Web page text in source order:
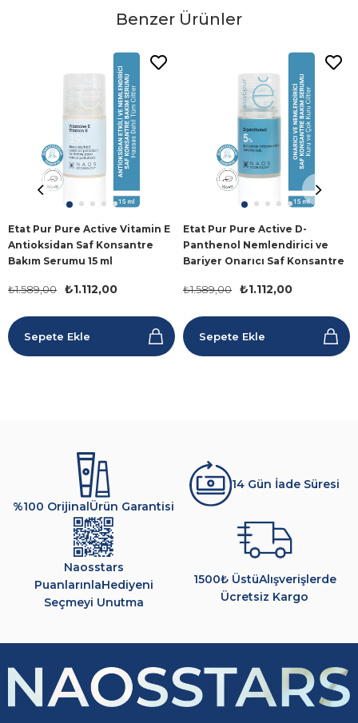
Benzer Ürünler
Etat Pur Pure Active Vitamin E
Antioksidan Saf Konsantre
Bakım Serumu 15 ml
₺1.112,00
₺1.589,00
Sepete Ekle
Etat Pur Pure Active D-
Panthenol Nemlendirici ve
Bariyer Onarıcı Saf Konsantre
₺1.112,00
₺1.589,00
Sepete Ekle
%100 OrijinalÜrün Garantisi
14 Gün İade Süresi
Naosstars
PuanlarınlaHediyeni
Seçmeyi Unutma
1500₺ ÜstüAlışverişlerde
Ücretsiz Kargo